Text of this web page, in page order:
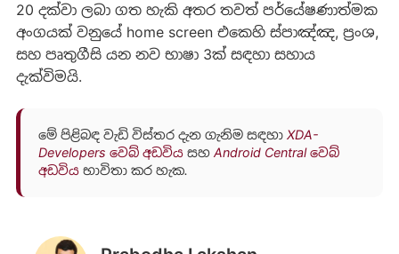
20 දක්වා ලබා ගත හැකි අතර තවත් පර්යේෂණාත්මක
අංගයක් වනුයේ home screen එකෙහි ස්පාඤ්ඤ, ප්‍රංශ,
සහ පෘතුගීසි යන නව භාෂා 3ක් සඳහා සහාය
දැක්විමයි.
මේ පිළිබඳ වැඩි විස්තර දැන ගැනිම සඳහා XDA-
Developers වෙබ් අඩවිය සහ Android Central වෙබ්
අඩවියභාවිතා කර හැක.